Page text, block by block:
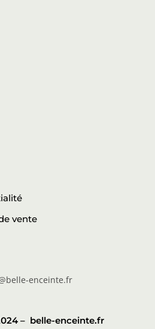
vente
enceinte.fr
– belle-enceinte.fr